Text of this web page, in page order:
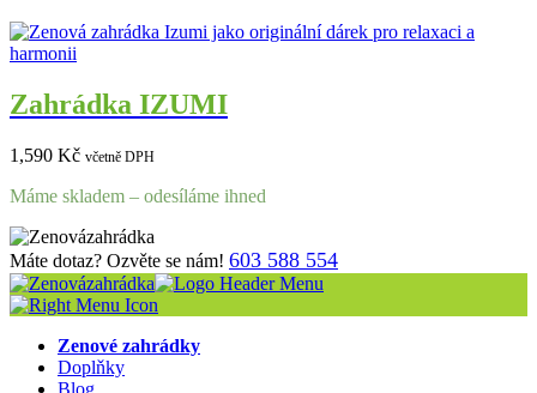
Zahrádka IZUMI
1,590 Kč včetně DPH
Máme skladem – odesíláme ihned
Máte dotaz? Ozvěte se nám! 603 588 554
Zenové zahrádky
Doplňky
Blog